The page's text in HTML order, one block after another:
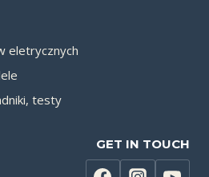
eletrycznych
testy
GET IN TOUCH